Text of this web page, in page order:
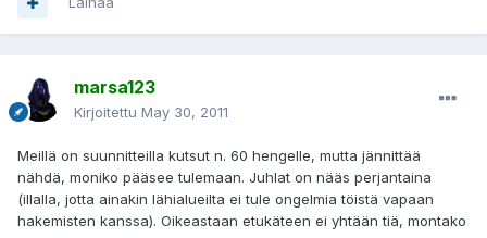
marsa123
Kirjoitettu May 30, 2011
Meillä on suunnitteilla kutsut n. 60 hengelle, mutta jännittää
nähdä, moniko pääsee tulemaan. Juhlat on nääs perjantaina
(illalla, jotta ainakin lähialueilta ei tule ongelmia töistä vapaan
hakemisten kanssa). Oikeastaan etukäteen ei yhtään tiä, montako